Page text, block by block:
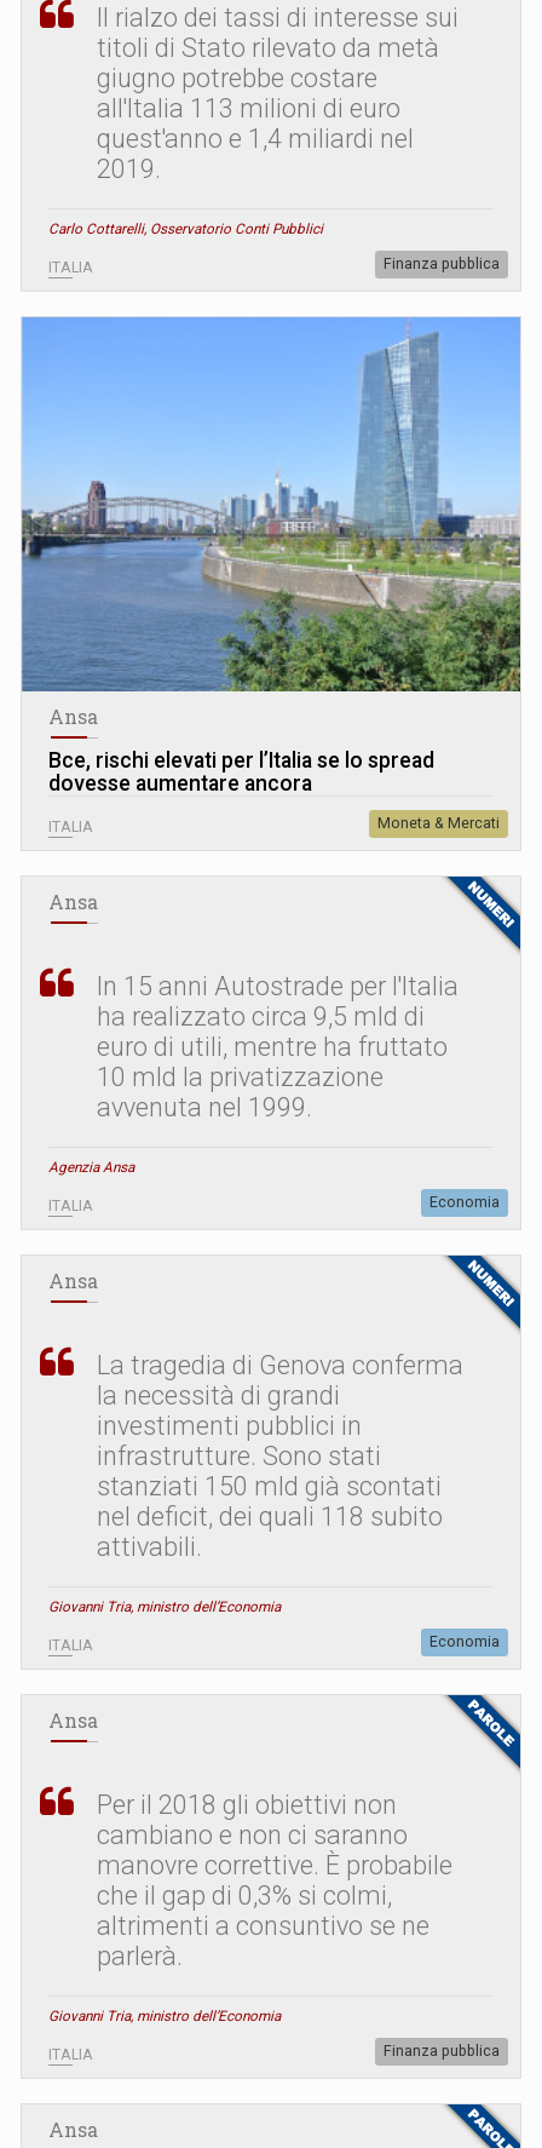
Il rialzo dei tassi di interesse sui
titoli di Stato rilevato da metà
giugno potrebbe costare
all'Italia 113 milioni di euro
quest'anno e 1,4 miliardi nel
2019.
Carlo Cottarelli, Osservatorio Conti Pubblici
ITALIA Finanza pubblica
Ansa
Bce, rischi elevati per l’Italia se lo spread
dovesse aumentare ancora
ITALIA Moneta & Mercati
Ansa
In 15 anni Autostrade per l'Italia
ha realizzato circa 9,5 mld di
euro di utili, mentre ha fruttato
10 mld la privatizzazione
avvenuta nel 1999.
Agenzia Ansa
ITALIA Economia
Ansa
La tragedia di Genova conferma
la necessità di grandi
investimenti pubblici in
infrastrutture. Sono stati
stanziati 150 mld già scontati
nel deficit, dei quali 118 subito
attivabili.
Giovanni Tria, ministro dell’Economia
ITALIA Economia
Ansa
Per il 2018 gli obiettivi non
cambiano e non ci saranno
manovre correttive. È probabile
che il gap di 0,3% si colmi,
altrimenti a consuntivo se ne
parlerà.
Giovanni Tria, ministro dell’Economia
ITALIA Finanza pubblica
Ansa